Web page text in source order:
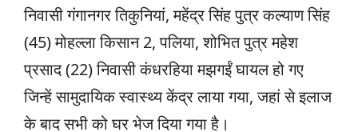
निवासी गंगानगर तिकुनियां, महेंद्र सिंह पुत्र कल्याण सिंह
(45) मोहल्ला किसान 2, पलिया, शोभित पुत्र महेश
प्रसाद (22) निवासी कंधरहिया मझगईं घायल हो गए
जिन्हें सामुदायिक स्वास्थ्य केंद्र लाया गया, जहां से इलाज
के बाद सभी को घर भेज दिया गया है।